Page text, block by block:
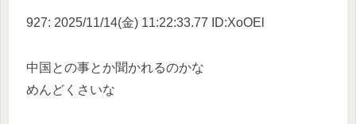
927: 2025/11/14(金) 11:22:33.77 ID:XoOEl
中国との事とか聞かれるのかな
めんどくさいな